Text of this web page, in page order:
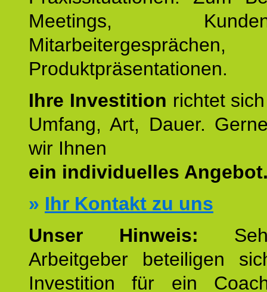
Meetings,
Mitarbeitergesprächen,
Produktpräsentationen.
Ihre Investition richtet
Umfang, Art, Dauer.
wir Ihnen
ein individuelles
» Ihr Kontakt zu uns
Unser Hinweis:
Arbeitgeber beteiligen
Investition für ein